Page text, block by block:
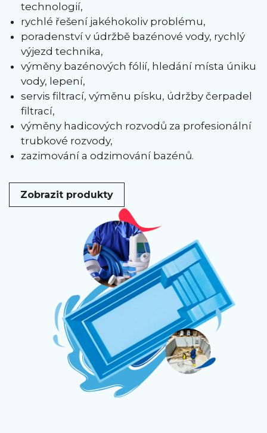
technologií,
rychlé řešení jakéhokoliv problému,
poradenství v údržbě bazénové vody, rychlý
výjezd technika,
výměny bazénových fólií, hledání místa úniku
vody, lepení,
servis filtrací, výměnu písku, údržby čerpadel
filtrací,
výměny hadicových rozvodů za profesionální
trubkové rozvody,
zazimování a odzimování bazénů.
Zobrazit produkty